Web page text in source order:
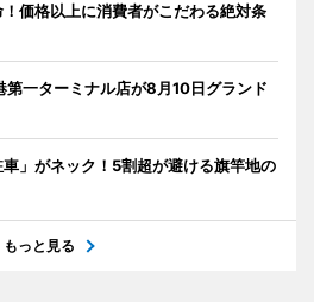
価格以上に消費者がこだわる絶対条
第一ターミナル店が8月10日グランド
」がネック！5割超が避ける旗竿地の
もっと見る